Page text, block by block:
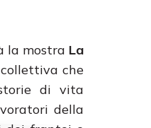
la mostra La
che
di vita
della